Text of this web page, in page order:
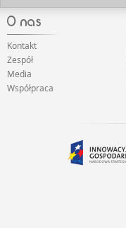
Kontakt
Zespół
Media
Współpraca